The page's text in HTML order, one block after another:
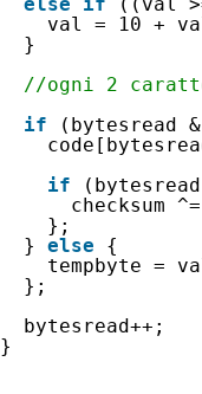
val = 10 +
}
//ogni 2
if
if
};
} else
{
};
}